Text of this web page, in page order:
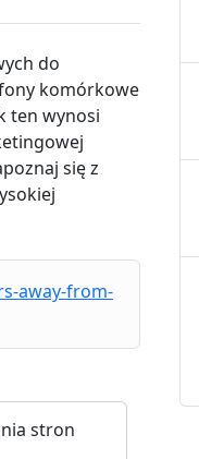
do
komórkowe
ten wynosi
się z
away-from-
stron